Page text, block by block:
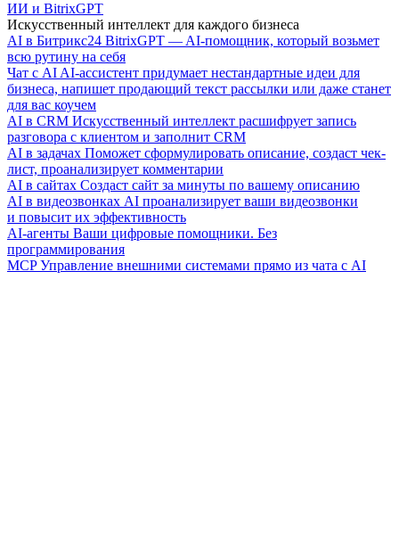
ИИ и BitrixGPT
Искусственный интеллект для каждого бизнеса
AI в Битрикс24 BitrixGPT — AI-помощник, который возьмет
всю рутину на себя
Чат с AI AI-ассистент придумает нестандартные идеи для
бизнеса, напишет продающий текст рассылки или даже станет
для вас коучем
AI в CRM Искусственный интеллект расшифрует запись
разговора с клиентом и заполнит CRM
AI в задачах Поможет сформулировать описание, создаст чек-
лист, проанализирует комментарии
AI в сайтах Создаст сайт за минуты по вашему описанию
AI в видеозвонках AI проанализирует ваши видеозвонки
и повысит их эффективность
AI-агенты Ваши цифровые помощники. Без
программирования
MCP Управление внешними системами прямо из чата с AI